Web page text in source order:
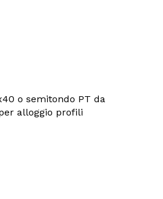
o semitondo PT da
alloggio profili